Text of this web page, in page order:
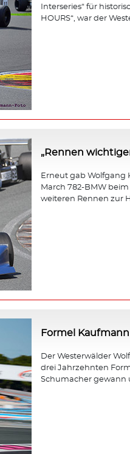
Interseries“ für
HOURS“, war der
„Rennen
Erneut gab Wolfgang
March 782-BMW
weiteren Rennen zur
Formel Kaufmann
Der Westerwälder
drei Jahrzehnten
Schumacher gewann